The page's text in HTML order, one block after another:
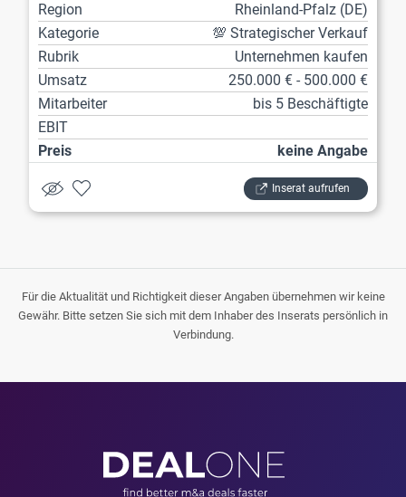
Region
Rheinland-Pfalz (DE)
Kategorie
💯 Strategischer Verkauf
Rubrik
Unternehmen kaufen
Umsatz
250.000 € - 500.000 €
Mitarbeiter
bis 5 Beschäftigte
EBIT
Preis
keine Angabe
Inserat aufrufen
Für die Aktualität und Richtigkeit dieser Angaben übernehmen wir keine
Gewähr. Bitte setzen Sie sich mit dem Inhaber des Inserats persönlich in
Verbindung.